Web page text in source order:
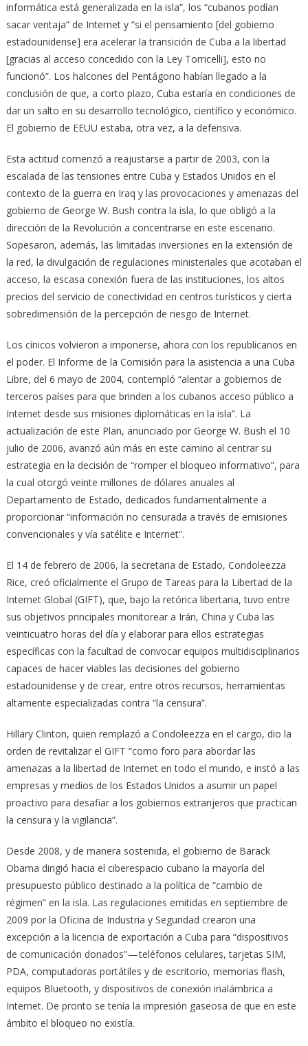
informática está generalizada en la isla”, los “cubanos podían
sacar ventaja” de Internet y “si el pensamiento [del gobierno
estadounidense] era acelerar la transición de Cuba a la libertad
[gracias al acceso concedido con la Ley Torricelli], esto no
funcionó”. Los halcones del Pentágono habían llegado a la
conclusión de que, a corto plazo, Cuba estaría en condiciones de
dar un salto en su desarrollo tecnológico, científico y económico.
El gobierno de EEUU estaba, otra vez, a la defensiva.
Esta actitud comenzó a reajustarse a partir de 2003, con la
escalada de las tensiones entre Cuba y Estados Unidos en el
contexto de la guerra en Iraq y las provocaciones y amenazas del
gobierno de George W. Bush contra la isla, lo que obligó a la
dirección de la Revolución a concentrarse en este escenario.
Sopesaron, además, las limitadas inversiones en la extensión de
la red, la divulgación de regulaciones ministeriales que acotaban el
acceso, la escasa conexión fuera de las instituciones, los altos
precios del servicio de conectividad en centros turísticos y cierta
sobredimensión de la percepción de riesgo de Internet.
Los cínicos volvieron a imponerse, ahora con los republicanos en
el poder. El Informe de la Comisión para la asistencia a una Cuba
Libre, del 6 mayo de 2004, contempló “alentar a gobiernos de
terceros países para que brinden a los cubanos acceso público a
Internet desde sus misiones diplomáticas en la isla”. La
actualización de este Plan, anunciado por George W. Bush el 10
julio de 2006, avanzó aún más en este camino al centrar su
estrategia en la decisión de “romper el bloqueo informativo”, para
la cual otorgó veinte millones de dólares anuales al
Departamento de Estado, dedicados fundamentalmente a
proporcionar “información no censurada a través de emisiones
convencionales y vía satélite e Internet”.
El 14 de febrero de 2006, la secretaria de Estado, Condoleezza
Rice, creó oficialmente el Grupo de Tareas para la Libertad de la
Internet Global (GIFT), que, bajo la retórica libertaria, tuvo entre
sus objetivos principales monitorear a Irán, China y Cuba las
veinticuatro horas del día y elaborar para ellos estrategias
específicas con la facultad de convocar equipos multidisciplinarios
capaces de hacer viables las decisiones del gobierno
estadounidense y de crear, entre otros recursos, herramientas
altamente especializadas contra “la censura”.
Hillary Clinton, quien remplazó a Condoleezza en el cargo, dio la
orden de revitalizar el GIFT “como foro para abordar las
amenazas a la libertad de Internet en todo el mundo, e instó a las
empresas y medios de los Estados Unidos a asumir un papel
proactivo para desafiar a los gobiernos extranjeros que practican
la censura y la vigilancia”.
Desde 2008, y de manera sostenida, el gobierno de Barack
Obama dirigió hacia el ciberespacio cubano la mayoría del
presupuesto público destinado a la política de “cambio de
régimen” en la isla. Las regulaciones emitidas en septiembre de
2009 por la Oficina de Industria y Seguridad crearon una
excepción a la licencia de exportación a Cuba para “dispositivos
de comunicación donados” — teléfonos celulares, tarjetas SIM,
PDA, computadoras portátiles y de escritorio, memorias flash,
equipos Bluetooth, y dispositivos de conexión inalámbrica a
Internet. De pronto se tenía la impresión gaseosa de que en este
ámbito el bloqueo no existía.